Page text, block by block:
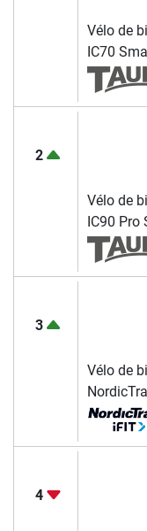
Vélo de
IC70
2
Vélo de
IC90 Pro
3
Vélo de
4